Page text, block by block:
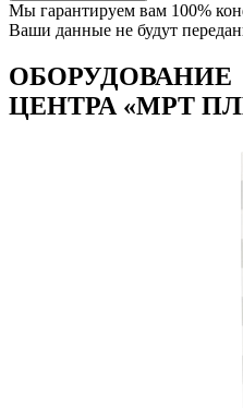
Мы гарантируем вам 100%
Ваши данные не будут
ОБОРУДОВАНИЕ
ЦЕНТРА «МРТ